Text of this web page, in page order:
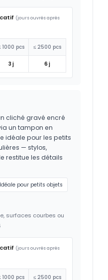
(jours ouvrés après
1000 pcs ≤ 2500 pcs
3 j 6 j
cliché gravé encré
un tampon en
idéale pour les petits
— stylos,
restitue les détails
Idéale pour petits objets
surfaces courbes ou
(jours ouvrés après
1000 pcs ≤ 2500 pcs